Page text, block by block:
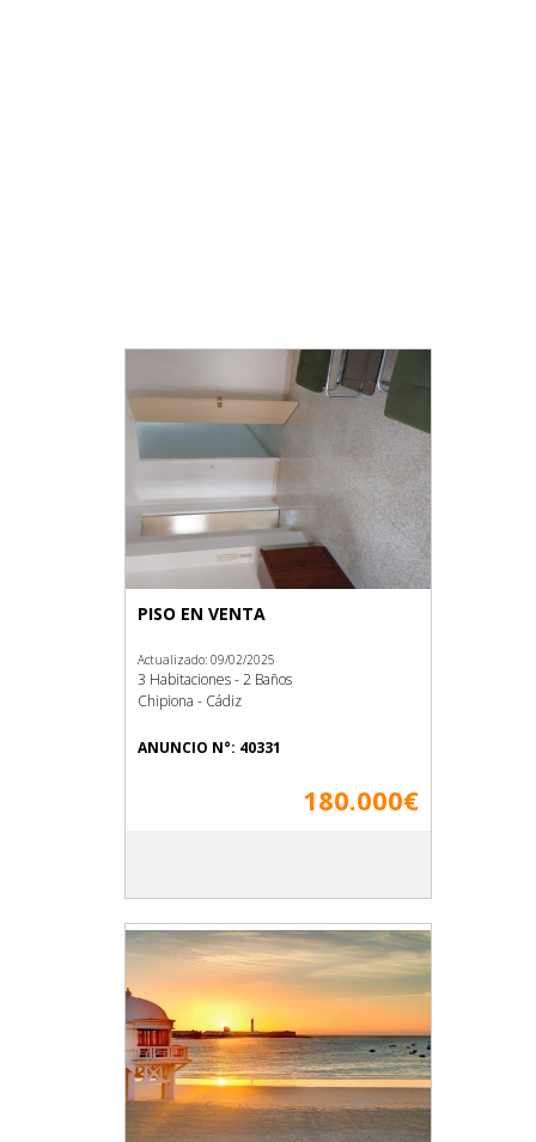
PISO EN VENTA
Actualizado: 09/02/2025
3 Habitaciones - 2 Baños
Chipiona - Cádiz
ANUNCIO N°: 40331
180.000€